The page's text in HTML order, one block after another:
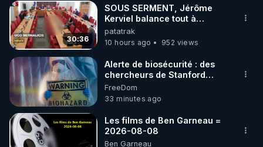
https://www.cultura.com/p-pour-un-lendemain-
sans-libertes-volees-ne-doutez-jamais-qu-une-
minorite-de-citoyens-refractaires-e-
9782813229595.html
0:00
0:40
16:28 Présentation et intervention de Maître Carlo-
30:36
SOUS SERMENT, Jérôme
Kerviel balance tout à
l'Assemblée !
patatrak
10 hours ago
952 views
Alerte de biosécurité : des
chercheurs de Stanford
utilisent l’IA pour concevoir
16 virus ***
https://www.aubedigitale.com/alerte-
de-biosecurite-des-
chercheurs-de-stanford-
FreeDom
33 minutes ago
Les films de Ben Garneau =
2026-08-08
Ben Garneau